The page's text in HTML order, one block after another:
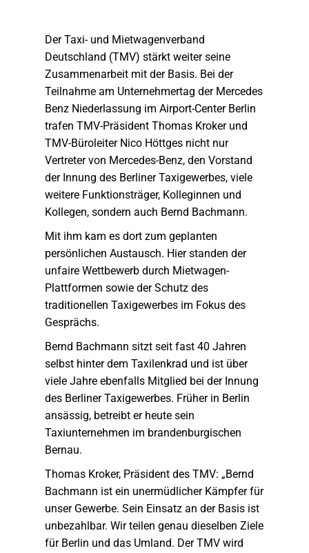
Der Taxi- und Mietwagenverband
Deutschland (TMV) stärkt weiter seine
Zusammenarbeit mit der Basis. Bei der
Teilnahme am Unternehmertag der Mercedes
Benz Niederlassung im Airport-Center Berlin
trafen TMV-Präsident Thomas Kroker und
TMV-Büroleiter Nico Höttges nicht nur
Vertreter von Mercedes-Benz, den Vorstand
der Innung des Berliner Taxigewerbes, viele
weitere Funktionsträger, Kolleginnen und
Kollegen, sondern auch Bernd Bachmann.
Mit ihm kam es dort zum geplanten
persönlichen Austausch. Hier standen der
unfaire Wettbewerb durch Mietwagen-
Plattformen sowie der Schutz des
traditionellen Taxigewerbes im Fokus des
Gesprächs.
Bernd Bachmann sitzt seit fast 40 Jahren
selbst hinter dem Taxilenkrad und ist über
viele Jahre ebenfalls Mitglied bei der Innung
des Berliner Taxigewerbes. Früher in Berlin
ansässig, betreibt er heute sein
Taxiunternehmen im brandenburgischen
Bernau.
Thomas Kroker, Präsident des TMV: „Bernd
Bachmann ist ein unermüdlicher Kämpfer für
unser Gewerbe. Sein Einsatz an der Basis ist
unbezahlbar. Wir teilen genau dieselben Ziele
für Berlin und das Umland. Der TMV wird